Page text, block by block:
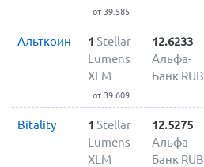
от 39.585
Альткоин 1 Stellar
Lumens
XLM
от 39.609
12.6233
Альфа-
Банк RUB
Bitality 1 Stellar
Lumens
XLM
12.5275
Альфа-
Банк RUB